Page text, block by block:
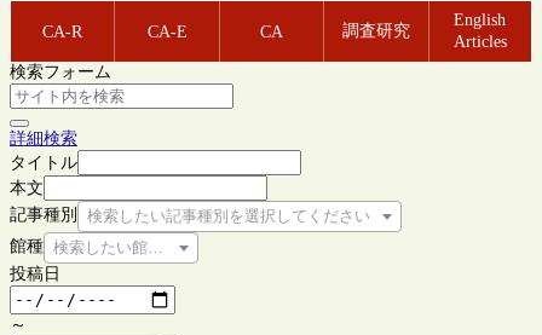
CA-R CA-E CA 調査研究
English
Articles
検索フォーム
詳細検索
タイトル
本文
記事種別
検索したい記事種別を選択してください
館種 検索したい館種を選択してください
投稿日
～